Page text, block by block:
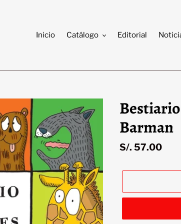
Inicio Catálogo Editorial
Barman
Precio
S/. 57.00